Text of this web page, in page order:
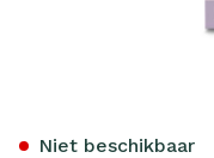
Niet beschikbaar